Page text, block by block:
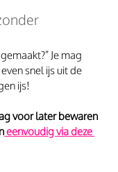
Je mag
snel ijs uit de
ijs!
voor later bewaren
eenvoudig via deze